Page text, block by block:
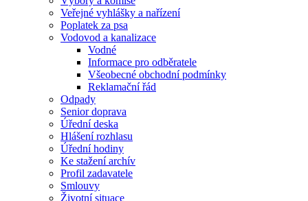
Veřejné vyhlášky a nařízení
Poplatek za psa
Vodovod a kanalizace
Vodné
Informace pro odběratele
Všeobecné obchodní podmínky
Reklamační řád
Odpady
Senior doprava
Úřední deska
Hlášení rozhlasu
Úřední hodiny
Ke stažení archív
Profil zadavatele
Smlouvy
Životní situace